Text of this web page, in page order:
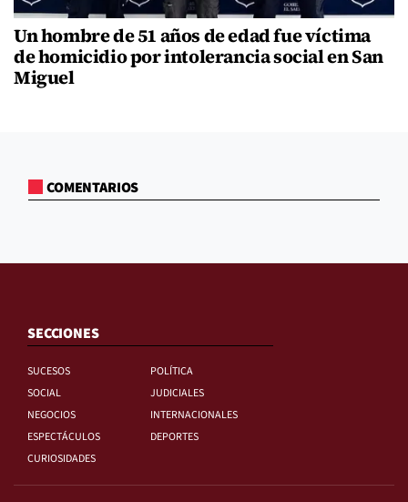
Un hombre de 51 años de edad fue víctima
de homicidio por intolerancia social en San
Miguel
COMENTARIOS
SECCIONES
SUCESOS
POLÍTICA
SOCIAL
JUDICIALES
NEGOCIOS
INTERNACIONALES
ESPECTÁCULOS
DEPORTES
CURIOSIDADES